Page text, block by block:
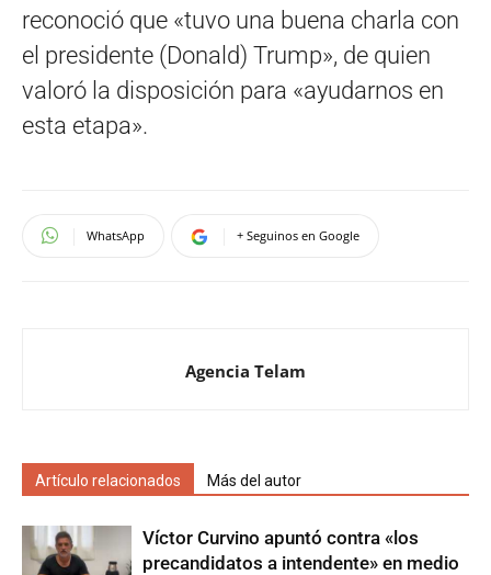
reconoció que «tuvo una buena charla con
el presidente (Donald) Trump», de quien
valoró la disposición para «ayudarnos en
esta etapa».
WhatsApp + Seguinos en Google
Agencia Telam
Artículo relacionados Más del autor
Víctor Curvino apuntó contra «los
precandidatos a intendente» en medio